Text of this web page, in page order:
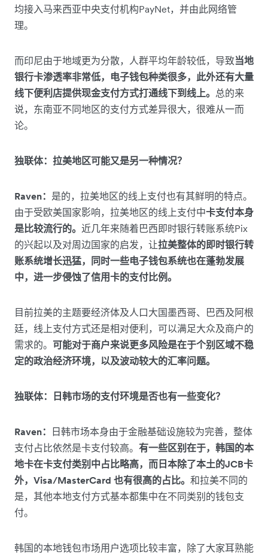
均接入马来西亚中央支付机构PayNet，并由此网络管
理。
而印尼由于地域更为分散，人群平均年龄较低，导致当地
银行卡渗透率非常低，电子钱包种类很多，此外还有大量
线下便利店提供现金支付方式打通线下到线上。 总的来
说，东南亚不同地区的支付方式差异很大，很难从一而
论。
独联体：拉美地区可能又是另一种情况？
Raven： 是的，拉美地区的线上支付也有其鲜明的特点。
由于受欧美国家影响，拉美地区的线上支付中卡支付本身
是比较流行的。 近几年来随着巴西即时银行转账系统Pix
的兴起以及对周边国家的启发，让拉美整体的即时银行转
账系统增长迅猛，同时一些电子钱包系统也在蓬勃发展
中，进一步侵蚀了信用卡的支付比例。
目前拉美的主题要经济体及人口大国墨西哥、巴西及阿根
廷，线上支付方式还是相对便利，可以满足大众及商户的
需求的。 可能对于商户来说更多风险是在于个别区域不稳
定的政治经济环境，以及波动较大的汇率问题。
独联体：日韩市场的支付环境是否也有一些变化？
Raven：
日韩市场本身由于金融基础设施较为完善，整体
支付占比依然是卡支付较高。 有一些区别在于，韩国的本
地卡在卡支付类别中占比略高，而日本除了本土的JCB卡
外，Visa/MasterCard 也有很高的占比。 和拉美不同的
是，其他本地支付方式基本都集中在不同类别的钱包支
付。
韩国的本地钱包市场用户选项比较丰富，除了大家耳熟能